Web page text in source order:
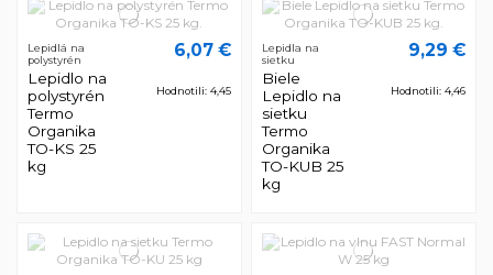
Lepidlá na
polystyrén
Lepidlo na
polystyrén
Termo
Organika
TO-KS 25
kg
6,07 €
Hodnotili: 4,45
Lepidla na
sietku
Biele
Lepidlo na
sietku
Termo
Organika
TO-KUB 25
kg
9,29 €
Hodnotili: 4,46